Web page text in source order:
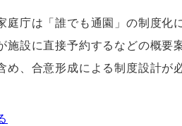
庁は「誰でも通園」の制度化
施設に直接予約するなどの概要
め、合意形成による制度設計が